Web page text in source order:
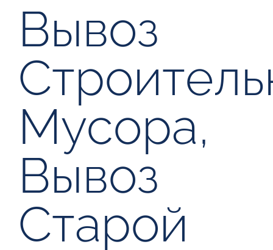
Вывоз
Мусора,
Вывоз
Старой